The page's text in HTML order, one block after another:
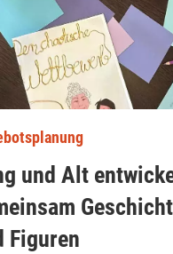
und Alt
Figuren